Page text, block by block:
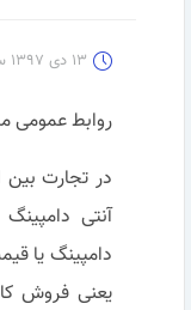
۱۳ دی ۱۳۹۷ ساعت ۰۸ و ۱۰ دقیقه
روابط عمومی
در تجارت
آنتی
دامپینگ یا
یعنی فروش